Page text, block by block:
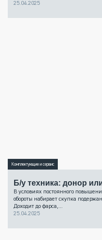
25.04.2025
Комплектующие и сервис
Б/у техника: донор
В условиях постоянного
обороты набирает скупка
Доходит до фарса,...
25.04.2025